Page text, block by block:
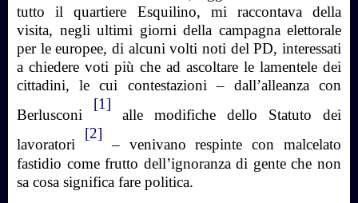
tutto il quartiere Esquilino, mi raccontava della
visita, negli ultimi giorni della campagna elettorale
per le europee, di alcuni volti noti del PD, interessati
a chiedere voti più che ad ascoltare le lamentele dei
cittadini, le cui contestazioni – dall’alleanza con
Berlusconi
[1]
alle modifiche dello Statuto dei
lavoratori
[2]
– venivano respinte con malcelato
fastidio come frutto dell’ignoranza di gente che non
sa cosa significa fare politica.